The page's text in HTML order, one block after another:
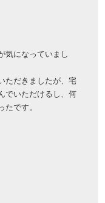
気になっていまし
ただきましたが、宅
でいただけるし、何
です。